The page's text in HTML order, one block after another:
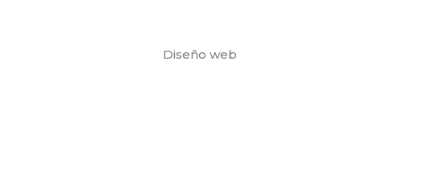
Diseño web